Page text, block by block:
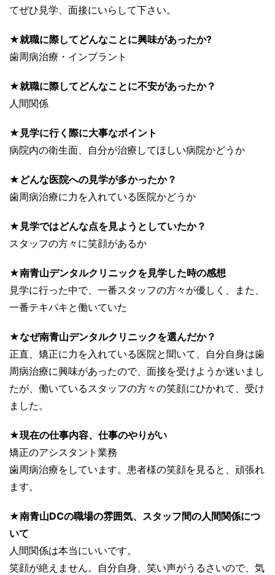
てぜひ見学、面接にいらして下さい。
★就職に際してどんなことに興味があったか?
歯周病治療・インプラント
★就職に際してどんなことに不安があったか？
人間関係
★見学に行く際に大事なポイント
病院内の衛生面、自分が治療してほしい病院かどうか
★どんな医院への見学が多かったか？
歯周病治療に力を入れている医院かどうか
★見学ではどんな点を見ようとしていたか？
スタッフの方々に笑顔があるか
★南青山デンタルクリニックを見学した時の感想
見学に行った中で、一番スタッフの方々が優しく、また、
一番テキパキと働いていた
★なぜ南青山デンタルクリニックを選んだか？
正直、矯正に力を入れている医院と聞いて、自分自身は歯
周病治療に興味があったので、面接を受けようか迷いまし
たが、働いているスタッフの方々の笑顔にひかれて、受け
ました。
★現在の仕事内容、仕事のやりがい
矯正のアシスタント業務
歯周病治療をしています。患者様の笑顔を見ると、頑張れ
ます。
★南青山DCの職場の雰囲気、スタッフ間の人間関係につ
いて
人間関係は本当にいいです。
笑顔が絶えません。自分自身、笑い声がうるさいので、気